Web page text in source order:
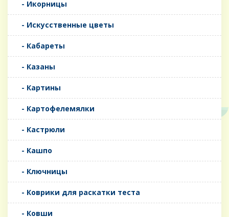
- Икорницы
- Искусственные цветы
- Кабареты
- Казаны
- Картины
- Картофелемялки
- Кастрюли
- Кашпо
- Ключницы
- Коврики для раскатки теста
- Ковши